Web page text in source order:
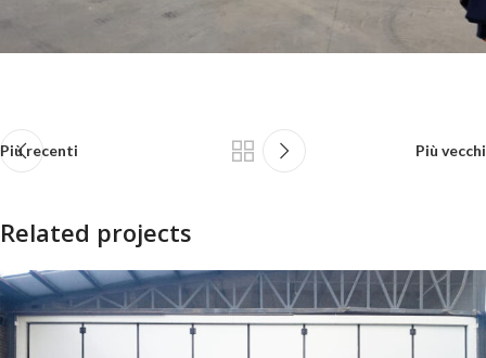
Più recenti Più vecchi
Related projects